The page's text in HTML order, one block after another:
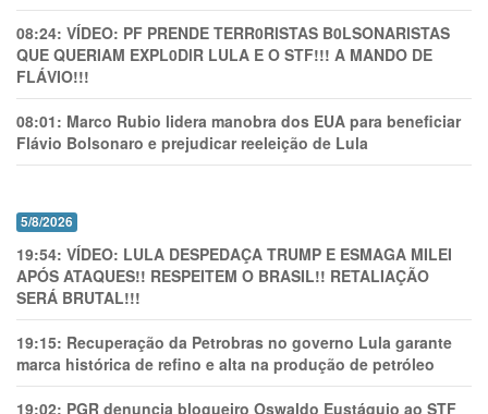
08:24: VÍDEO: PF PRENDE TERR0RlSTAS B0LSONARlSTAS
QUE QUERIAM EXPL0DlR LULA E O STF!!! A MANDO DE
FLÁVIO!!!
08:01: Marco Rubio lidera manobra dos EUA para beneficiar
Flávio Bolsonaro e prejudicar reeleição de Lula
5/8/2026
19:54: VÍDEO: LULA DESPEDAÇA TRUMP E ESMAGA MILEI
APÓS ATAQUES!! RESPEITEM O BRASIL!! RETALIAÇÃO
SERÁ BRUTAL!!!
19:15: Recuperação da Petrobras no governo Lula garante
marca histórica de refino e alta na produção de petróleo
19:02: PGR denuncia blogueiro Oswaldo Eustáquio ao STF